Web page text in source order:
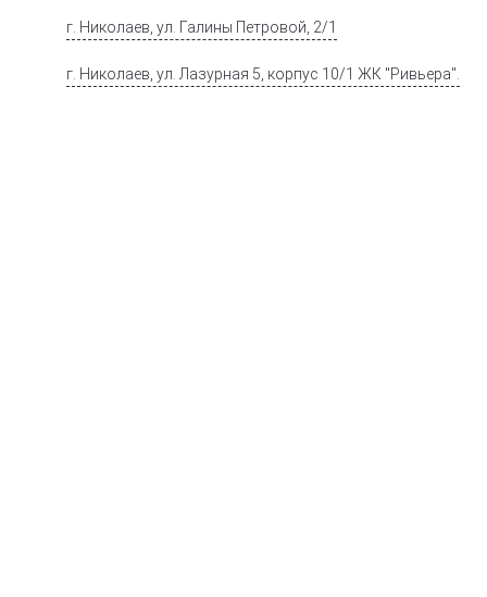
г. Николаев, ул. Галины Петровой, 2/1
г. Николаев, ул. Лазурная 5, корпус 10/1 ЖК "Ривьера".